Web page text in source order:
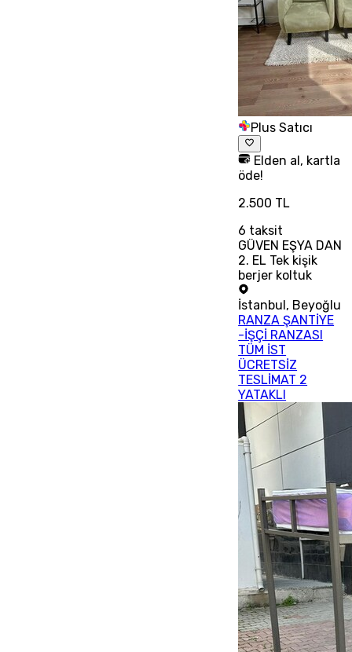
Plus Satıcı
Elden al, kartla
öde!
2.500 TL
6 taksit
GÜVEN EŞYA DAN
2. EL Tek kişik
berjer koltuk
İstanbul, Beyoğlu
RANZA ŞANTİYE
-İŞÇİ RANZASI
TÜM İST
ÜCRETSİZ
TESLİMAT 2
YATAKLI